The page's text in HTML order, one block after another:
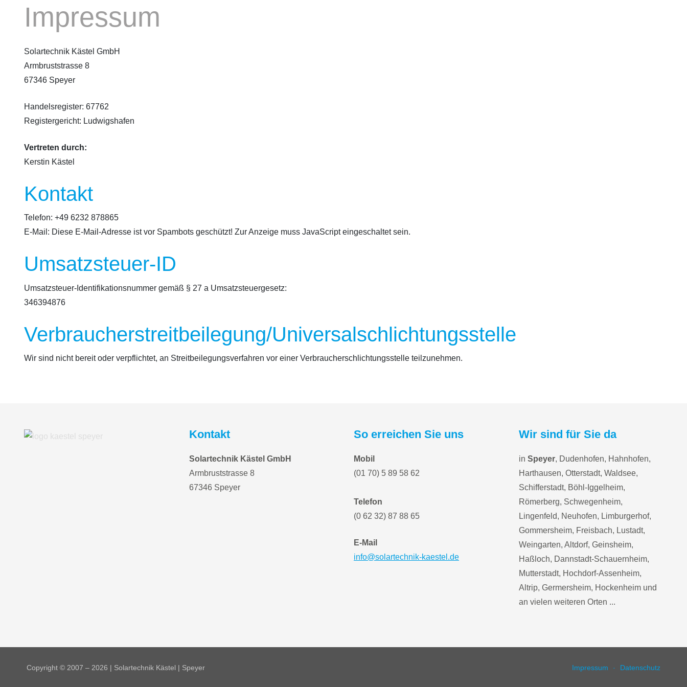
Impressum
Solartechnik Kästel GmbH
Armbruststrasse 8
67346 Speyer
Handelsregister: 67762
Registergericht: Ludwigshafen
Vertreten durch:
Kerstin Kästel
Kontakt
Telefon: +49 6232 878865
E-Mail: Diese E-Mail-Adresse ist vor Spambots geschützt! Zur Anzeige muss JavaScript eingeschaltet sein.
Umsatzsteuer-ID
Umsatzsteuer-Identifikationsnummer gemäß § 27 a Umsatzsteuergesetz:
346394876
Verbraucher­streit­beilegung/Universal­schlichtungs­stelle
Wir sind nicht bereit oder verpflichtet, an Streitbeilegungsverfahren vor einer Verbraucherschlichtungsstelle teilzunehmen.
Kontakt
Solartechnik Kästel GmbH
Armbruststrasse 8
67346 Speyer
So erreichen Sie uns
Mobil
(01 70) 5 89 58 62
Telefon
(0 62 32) 87 88 65
E-Mail
info@solartechnik-kaestel.de
Wir sind für Sie da
in Speyer, Dudenhofen, Hahnhofen,
Harthausen, Otterstadt, Waldsee,
Schifferstadt, Böhl-Iggelheim,
Römerberg, Schwegenheim,
Lingenfeld, Neuhofen, Limburgerhof,
Gommersheim, Freisbach, Lustadt,
Weingarten, Altdorf, Geinsheim,
Haßloch, Dannstadt-Schauernheim,
Mutterstadt, Hochdorf-Assenheim,
Altrip, Germersheim, Hockenheim und
an vielen weiteren Orten ...
Copyright © 2007 – 2026 | Solartechnik Kästel | Speyer Impressum Datenschutz